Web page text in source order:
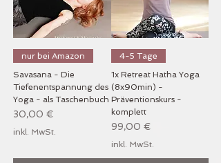
nur bei Amazon
Savasana - Die
Tiefenentspannung des
Yoga - als Taschenbuch
Preis
30,00 €
inkl. MwSt.
4-5 Tage
1x Retreat Hatha Yoga
(8x90min) -
Präventionskurs -
komplett
Preis
99,00 €
inkl. MwSt.